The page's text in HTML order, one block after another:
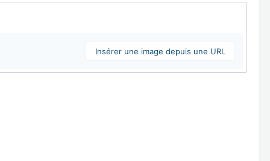
Insérer une image depuis une URL